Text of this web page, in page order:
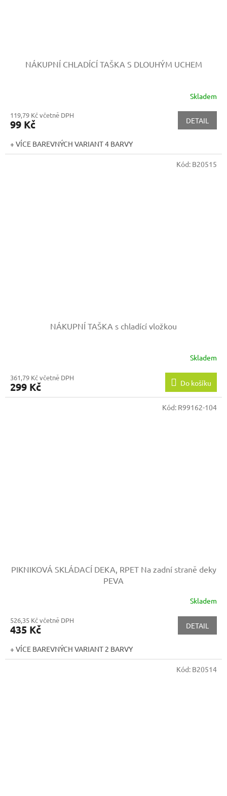
NÁKUPNÍ CHLADÍCÍ TAŠKA S DLOUHÝM UCHEM
Skladem
119,79 Kč včetně DPH
99 Kč DETAIL
+ VÍCE BAREVNÝCH VARIANT 4 BARVY
NÁKUPNÍ TAŠKA s chladící vložkou
Skladem
361,79 Kč včetně DPH
299 Kč Do košíku
Kód: B20515
PIKNIKOVÁ SKLÁDACÍ DEKA, RPET Na zadní straně deky
PEVA
Skladem
526,35 Kč včetně DPH
435 Kč DETAIL
+ VÍCE BAREVNÝCH VARIANT 2 BARVY
Kód: R99162-104
Kód: B20514